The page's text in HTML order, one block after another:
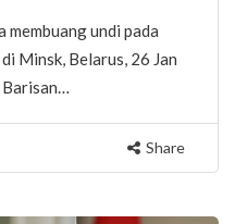
undi pada
Minsk, Belarus, 26 Jan
Barisan…
Share